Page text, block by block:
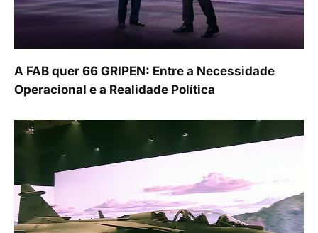
A FAB quer 66 GRIPEN: Entre a Necessidade
Operacional e a Realidade Política